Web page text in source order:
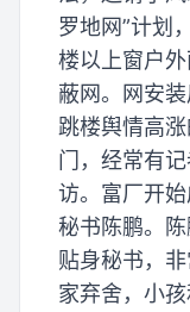
罗地网”计划
楼以上窗户
蔽网。网安
跳楼舆情高
门，经常有
访。富厂开
秘书陈鹏。
贴身秘书，
家弃舍，小